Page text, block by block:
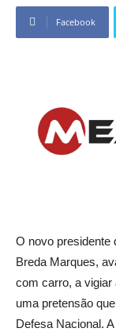
Facebook
O novo presidente
Breda Marques,
com carro, a vigiar
uma pretensão
Defesa Nacional.